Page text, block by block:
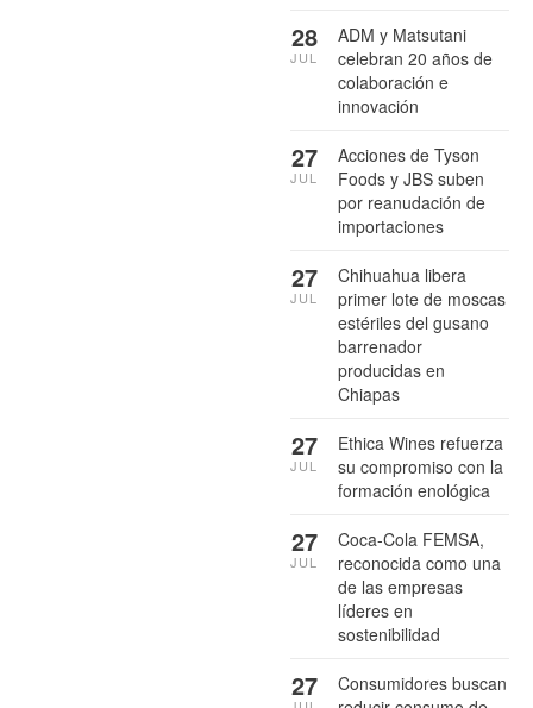
ADM y Matsutani
celebran 20 años de
colaboración e
innovación
28
JUL
Acciones de Tyson
Foods y JBS suben
por reanudación de
importaciones
27
JUL
Chihuahua libera
primer lote de moscas
estériles del gusano
barrenador
producidas en
Chiapas
27
JUL
Ethica Wines refuerza
su compromiso con la
formación enológica
27
JUL
Coca-Cola FEMSA,
reconocida como una
de las empresas
líderes en
sostenibilidad
27
JUL
Consumidores buscan
27